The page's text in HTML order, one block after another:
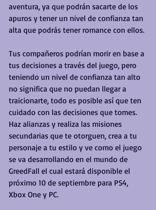
aventura, ya que podrán sacarte de los
apuros y tener un nivel de confianza tan
alta que podrás tener romance con ellos.
Tus compañeros podrían morir en base a
tus decisiones a través del juego, pero
teniendo un nivel de confianza tan alto
no significa que no puedan llegar a
traicionarte, todo es posible así que ten
cuidado con las decisiones que tomes.
Haz alianzas y realiza las misiones
secundarias que te otorguen, crea a tu
personaje a tu estilo y ve como el juego
se va desarrollando en el mundo de
GreedFall el cual estará disponible el
próximo 10 de septiembre para PS4,
Xbox One y PC.